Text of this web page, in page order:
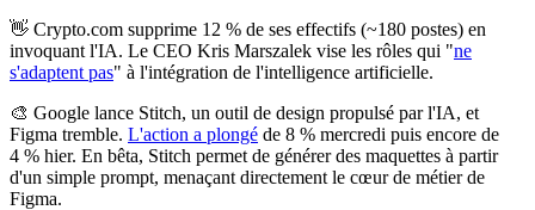
👋 Crypto.com supprime 12 % de ses effectifs (~180 postes) en
invoquant l'IA. Le CEO Kris Marszalek vise les rôles qui "ne
s'adaptent pas" à l'intégration de l'intelligence artificielle.
🎨 Google lance Stitch, un outil de design propulsé par l'IA, et
Figma tremble. L'action a plongé de 8 % mercredi puis encore de
4 % hier. En bêta, Stitch permet de générer des maquettes à partir
d'un simple prompt, menaçant directement le cœur de métier de
Figma.